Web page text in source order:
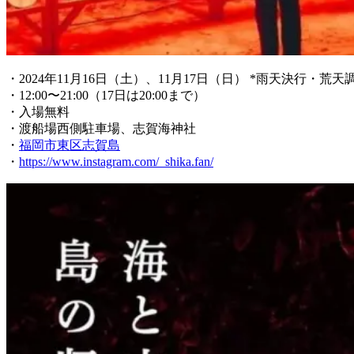
・2024年11月16日（土）、11月17日（日） *雨天決行・荒天
・12:00〜21:00（17日は20:00まで）
・入場無料
・渡船場西側駐車場、志賀海神社
・ 福岡市東区志賀島
・ https://www.instagram.com/_shika.fan/